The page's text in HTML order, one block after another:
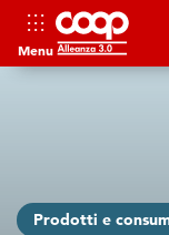
apps
Menu
Prodotti e